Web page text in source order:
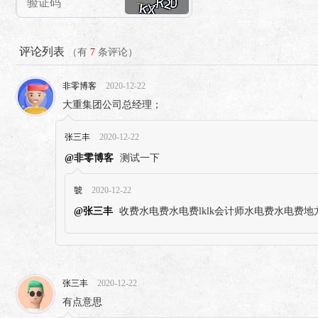
评论列表 （有 7 条评论）
非零博客 2020-12-22
大重集团公司总经理；
张三丰 2020-12-22
@非零博客 测试一下
虢 2020-12-22
@张三丰 收费水电费水电费lklk会计师水电费水电费地
张三丰 2020-12-22
有点意思